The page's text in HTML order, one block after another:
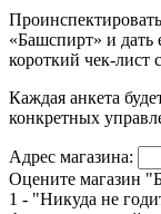
«Башспирт» и дать
короткий чек-лист
Каждая анкета
конкретных
Адрес магазина:
Оцените магазин
1 - "Никуда не